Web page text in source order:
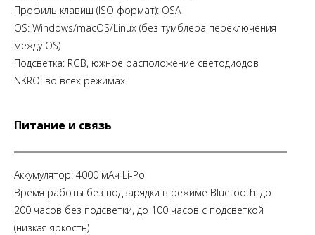
Профиль клавиш (ISO формат): OSA
OS: Windows/macOS/Linux (без тумблера переключения
между OS)
Подсветка: RGB, южное расположение светодиодов
NKRO: во всех режимах
Питание и связь
Аккумулятор: 4000 мАч Li-Pol
Время работы без подзарядки в режиме Bluetooth: до
200 часов без подсветки, до 100 часов с подсветкой
(низкая яркость)